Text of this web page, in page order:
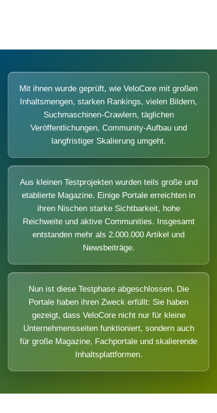
Mit ihnen wurde geprüft, wie VeloCore mit großen
Inhaltsmengen, starken Rankings, vielen Bildern,
Suchmaschinen-Crawlern, täglichen
Veröffentlichungen, Community-Aufbau und
langfristiger Skalierung umgeht.
Aus kleinen Testprojekten wurden teils große und
etablierte Magazine. Einige Portale erreichten in
ihren Nischen starke Sichtbarkeit, hohe
Reichweite und aktive Communities. Insgesamt
entstanden mehr als 2.000.000 Artikel und
Newsbeiträge.
Nun ist diese Testphase abgeschlossen. Die
Portale haben ihren Zweck erfüllt: Sie haben
gezeigt, dass VeloCore nicht nur für kleine
Unternehmensseiten funktioniert, sondern auch
für große Magazine, Fachportale und skalierende
Inhaltsplattformen.